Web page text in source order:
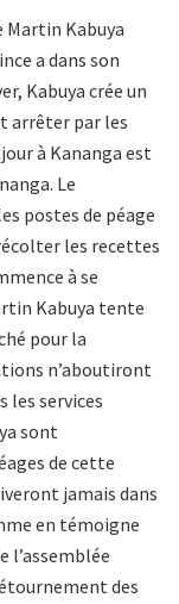
Martin Kabuya
a dans son
Kabuya crée un
arrêter par les
à Kananga est
Le
postes de péage
les recettes
à se
Kabuya tente
pour la
n’aboutiront
les services
sont
de cette
jamais dans
en témoigne
l’assemblée
des